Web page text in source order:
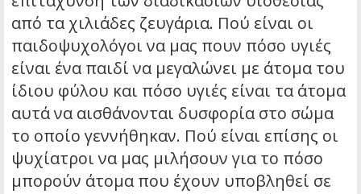
από τα χιλιάδες ζευγάρια. Πού είναι οι
παιδοψυχολόγοι να μας πουν πόσο υγιές
είναι ένα παιδί να μεγαλώνει με άτομα του
ίδιου φύλου και πόσο υγιές είναι τα άτομα
αυτά να αισθάνονται δυσφορία στο σώμα
το οποίο γεννήθηκαν. Πού είναι επίσης οι
ψυχίατροι να μας μιλήσουν για το πόσο
μπορούν άτομα που έχουν υποβληθεί σε